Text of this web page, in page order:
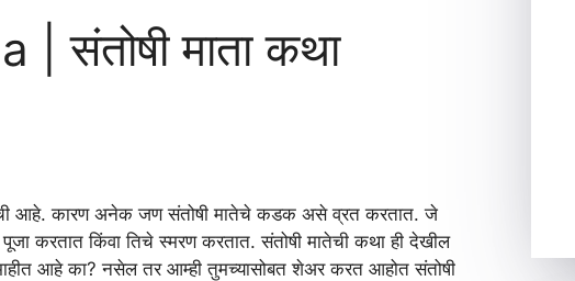
संतोषी माता कथा
आहे. कारण अनेक जण संतोषी मातेचे कडक असे व्रत करतात. जे
करतात किंवा तिचे स्मरण करतात. संतोषी मातेची कथा ही देखील
आहे का? नसेल तर आम्ही तुमच्यासोबत शेअर करत आहोत संतोषी